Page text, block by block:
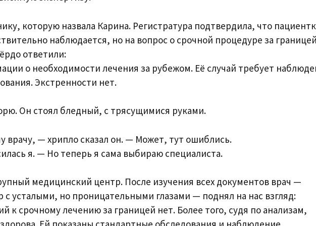
которую назвала Карина. Регистратура подтвердила, что
наблюдается, но на вопрос о срочной процедуре за границей
ответили:
о необходимости лечения за рубежом. Её случай требует
Экстренности нет.
Он стоял бледный, с трясущимися руками.
врачу, — хрипло сказал он. — Может, тут ошиблись.
я. — Но теперь я сама выбираю специалиста.
медицинский центр. После изучения всех документов врач —
усталыми, но проницательными глазами — поднял на нас взгляд:
к срочному лечению за границей нет. Более того, судя по анализам,